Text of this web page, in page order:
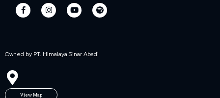
Owned by PT. Himalaya Sinar Abadi
View Map